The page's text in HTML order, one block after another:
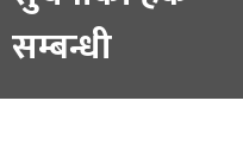
सम्बन्धी